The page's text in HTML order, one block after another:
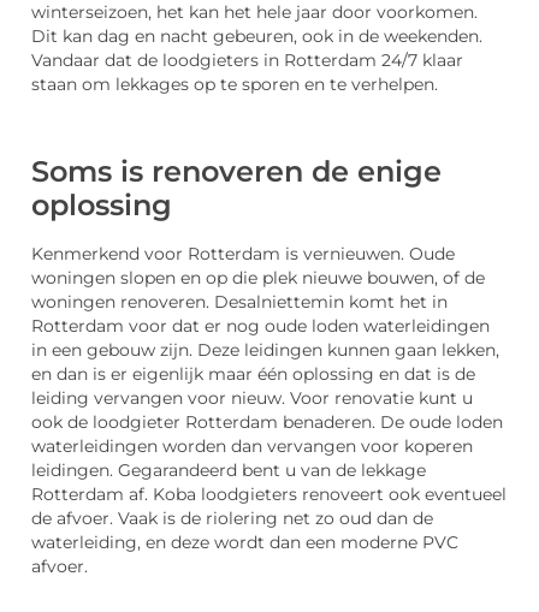
winterseizoen, het kan het hele jaar door voorkomen.
Dit kan dag en nacht gebeuren, ook in de weekenden.
Vandaar dat de loodgieters in Rotterdam 24/7 klaar
staan om lekkages op te sporen en te verhelpen.
Soms is renoveren de enige
oplossing
Kenmerkend voor Rotterdam is vernieuwen. Oude
woningen slopen en op die plek nieuwe bouwen, of de
woningen renoveren. Desalniettemin komt het in
Rotterdam voor dat er nog oude loden waterleidingen
in een gebouw zijn. Deze leidingen kunnen gaan lekken,
en dan is er eigenlijk maar één oplossing en dat is de
leiding vervangen voor nieuw. Voor renovatie kunt u
ook de loodgieter Rotterdam benaderen. De oude loden
waterleidingen worden dan vervangen voor koperen
leidingen. Gegarandeerd bent u van de lekkage
Rotterdam af. Koba loodgieters renoveert ook eventueel
de afvoer. Vaak is de riolering net zo oud dan de
waterleiding, en deze wordt dan een moderne PVC
afvoer.